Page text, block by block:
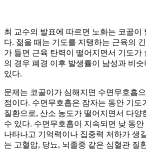
최 교수의 발표에 따르면 노화는 코골이
다. 젊을 때는 기도를 지탱하는 근육의
가 들면 근육 탄력이 떨어지면서 기도가
의 경우 폐경 이후 발생률이 남성과 비
있다.
문제는 코골이가 심해지면 수면무호흡
점이다. 수면무호흡은 잠자는 동안 기도
질환으로, 산소 농도가 떨어지면서 다양
수 있다. 수면무호흡이 지속되면 낮 동
나타나고 기억력이나 집중력 저하가 생
는 고혈압, 당뇨, 뇌졸중 같은 심혈관 질